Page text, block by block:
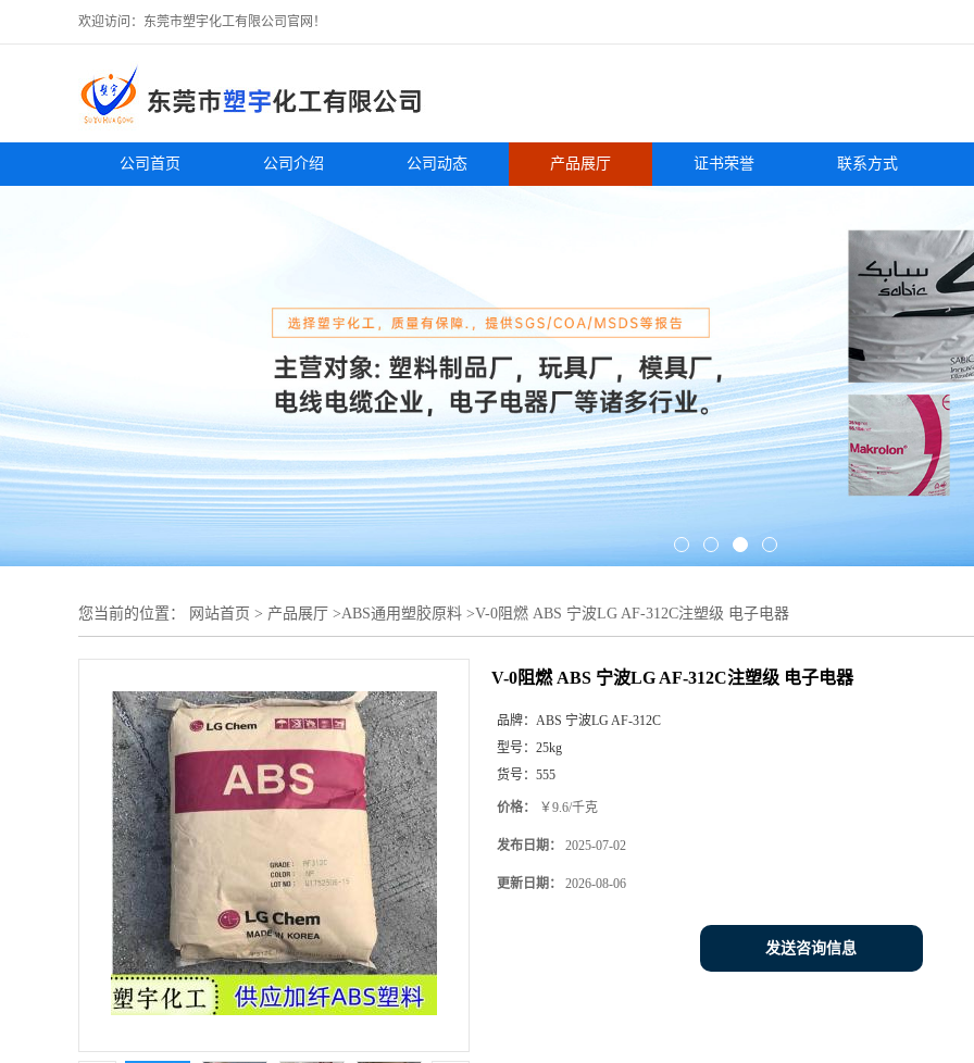
欢迎访问：东莞市塑宇化工有限公司官网！
公司首页 公司介绍 公司动态 产品展厅 证书荣誉 联系方式
您当前的位置： 网站首页 > 产品展厅 >ABS通用塑胶原料 >V-0阻燃 ABS 宁波LG AF-312C注塑级 电子电器
V-0阻燃 ABS 宁波LG AF-312C注塑级 电子电器
品牌： ABS 宁波LG AF-312C
型号： 25kg
货号： 555
价格： ￥9.6/千克
发布日期： 2025-07-02
更新日期： 2026-08-06
发送咨询信息